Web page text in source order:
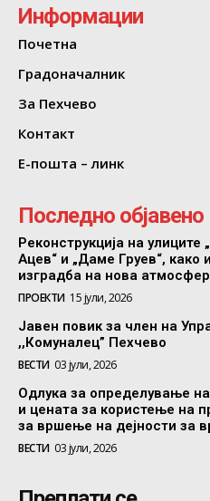
Информации
Почетна
Градоначалник
За Пехчево
Контакт
Е-пошта – линк
Последно објавено
Реконструкција на
Ацев“ и „Даме Груев“, како
изградба на нова
ПРОЕКТИ 15 јули, 2026
Јавен повик за член на
,,Комуналец” Пехчево
ВЕСТИ 03 јули, 2026
Одлука за определување
и цената за користење на
за вршење на дејности за
ВЕСТИ 03 јули, 2026